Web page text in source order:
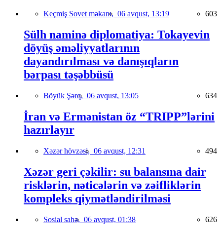
Keçmiş Sovet məkanı, 06 avqust, 13:19 603
Sülh naminə diplomatiya: Tokayevin
döyüş əməliyyatlarının
dayandırılması və danışıqların
bərpası təşəbbüsü
Böyük Şərq, 06 avqust, 13:05 634
İran və Ermənistan öz “TRIPP”lərini
hazırlayır
Xəzər hövzəsi, 06 avqust, 12:31 494
Xəzər geri çəkilir: su balansına dair
risklərin, nəticələrin və zəifliklərin
kompleks qiymətləndirilməsi
Sosial sahə, 06 avqust, 01:38 626